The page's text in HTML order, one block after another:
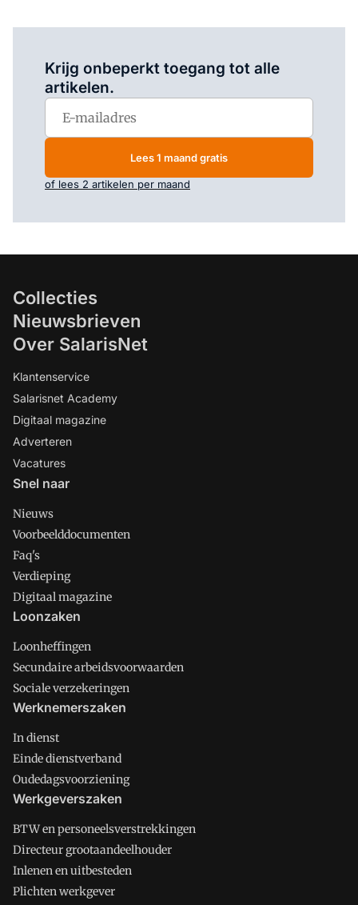
Krijg onbeperkt toegang tot alle
artikelen.
Lees 1 maand gratis
of lees 2 artikelen per maand
Collecties
Nieuwsbrieven
Over SalarisNet
Klantenservice
Salarisnet Academy
Digitaal magazine
Adverteren
Vacatures
Snel naar
Nieuws
Voorbeelddocumenten
Faq's
Verdieping
Digitaal magazine
Loonzaken
Loonheffingen
Secundaire arbeidsvoorwaarden
Sociale verzekeringen
Werknemerszaken
In dienst
Einde dienstverband
Oudedagsvoorziening
Werkgeverszaken
BTW en personeelsverstrekkingen
Directeur grootaandeelhouder
Inlenen en uitbesteden
Plichten werkgever